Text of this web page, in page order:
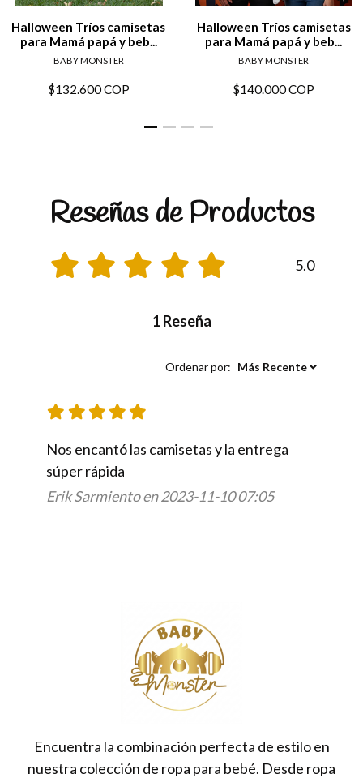
Halloween Tríos camisetas
para Mamá papá y beb...
BABY MONSTER
$132.600 COP
Halloween Tríos camisetas
para Mamá papá y beb...
BABY MONSTER
$140.000 COP
Reseñas de Productos
5.0
1 Reseña
Ordenar por: Más Recente
Nos encantó las camisetas y la entrega
Erik Sarmiento en 2023-11-10 07:05
Encuentra la combinación perfecta de estilo en
nuestra colección de ropa para bebé. Desde ropa